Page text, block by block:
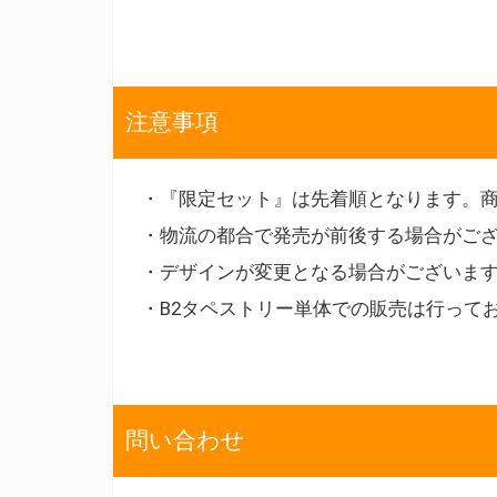
注意事項
・『限定セット』は先着順となります。
・物流の都合で発売が前後する場合がご
・デザインが変更となる場合がございま
・B2タペストリー単体での販売は行って
問い合わせ